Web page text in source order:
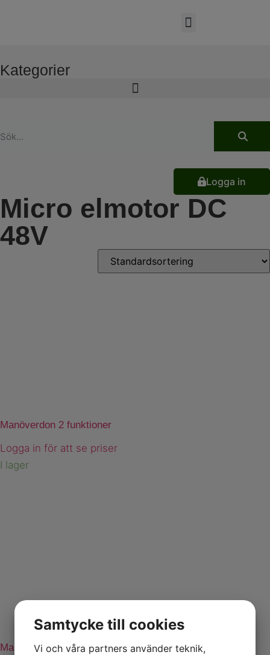
Kategorier
Logga in
Micro elmotor DC
48V
Manöverdon 2 funktioner
Logga in för att se priser
I lager
Manöverdon 4 funktioner
Samtycke till cookies
Vi och våra partners använder teknik,